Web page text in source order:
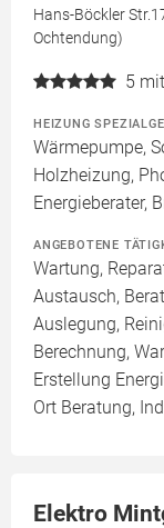
Hans-Böckler
Ochtendung)
5
HEIZUNG
Wärmepumpe,
Holzheizung,
Energieberater,
ANGEBOTENE
Wartung,
Austausch,
Auslegung,
Berechnung,
Erstellung
Ort Beratung,
Elektro